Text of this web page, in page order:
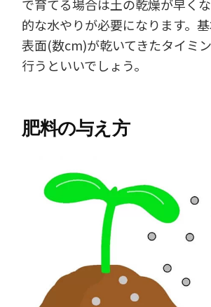
で育てる場合は土の乾燥が早く
的な水やりが必要になります。
表面(数cm)が乾いてきたタイミ
行うといいでしょう。
肥料の与え方